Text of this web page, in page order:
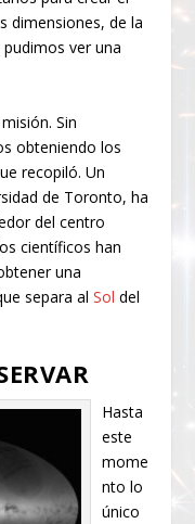
dimensiones, de la
ver una
Sin
obteniendo los
recopiló. Un
de Toronto, ha
del centro
científicos han
una
separa alSol del
Hasta
este
mome
nto lo
único